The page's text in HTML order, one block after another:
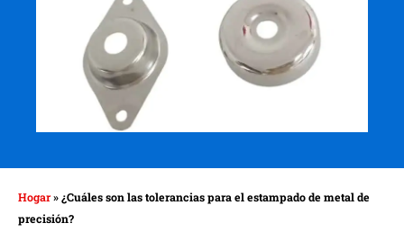
Hogar»¿Cuáles son las tolerancias para el estampado de metal de
precisión?